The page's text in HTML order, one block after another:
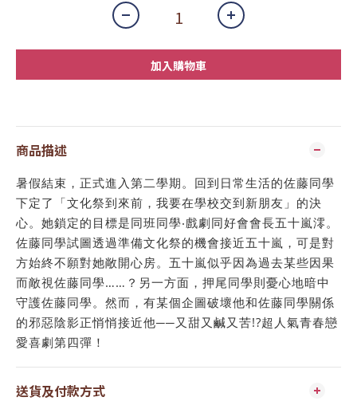
加入購物車
商品描述
暑假結束，正式進入第二學期。回到日常生活的佐藤同學
下定了「文化祭到來前，我要在學校交到新朋友」的決
心。她鎖定的目標是同班同學‧戲劇同好會會長五十嵐澪。
佐藤同學試圖透過準備文化祭的機會接近五十嵐，可是對
方始終不願對她敞開心房。五十嵐似乎因為過去某些因果
而敵視佐藤同學……？另一方面，押尾同學則憂心地暗中
守護佐藤同學。然而，有某個企圖破壞他和佐藤同學關係
的邪惡陰影正悄悄接近他──又甜又鹹又苦!?超人氣青春戀
愛喜劇第四彈！
送貨及付款方式